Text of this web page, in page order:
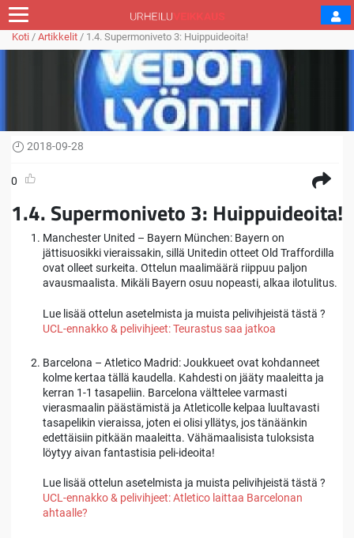
Koti / Artikkelit / 1.4. Supermoniveto 3: Huippuideoita!
2018-09-28
0
1.4. Supermoniveto 3: Huippuideoita!
Manchester United – Bayern München: Bayern on
jättisuosikki vieraissakin, sillä Unitedin otteet Old Traffordilla
ovat olleet surkeita. Ottelun maalimäärä riippuu paljon
avausmaalista. Mikäli Bayern osuu nopeasti, alkaa ilotulitus.
Lue lisää ottelun asetelmista ja muista pelivihjeistä tästä ?
UCL-ennakko & pelivihjeet: Teurastus saa jatkoa
Barcelona – Atletico Madrid: Joukkueet ovat kohdanneet
kolme kertaa tällä kaudella. Kahdesti on jääty maaleitta ja
kerran 1-1 tasapeliin. Barcelona välttelee varmasti
vierasmaalin päästämistä ja Atleticolle kelpaa luultavasti
tasapelikin vieraissa, joten ei olisi yllätys, jos tänäänkin
edettäisiin pitkään maaleitta. Vähämaalisista tuloksista
löytyy aivan fantastisia peli-ideoita!
Lue lisää ottelun asetelmista ja muista pelivihjeistä tästä ?
UCL-ennakko & pelivihjeet: Atletico laittaa Barcelonan
ahtaalle?